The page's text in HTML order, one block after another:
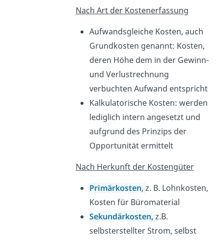
Nach Art der Kostenerfassung
Aufwandsgleiche Kosten, auch
Grundkosten genannt: Kosten,
deren Höhe dem in der Gewinn-
und Verlustrechnung
verbuchten Aufwand entspricht
Kalkulatorische Kosten: werden
lediglich intern angesetzt und
aufgrund des Prinzips der
Opportunität ermittelt
Nach Herkunft der Kostengüter
Primärkosten,z. B. Lohnkosten,
Kosten für Büromaterial
Sekundärkosten,z.B.
selbsterstellter Strom, selbst